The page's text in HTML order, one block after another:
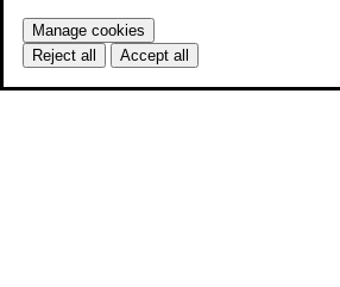
Manage cookies
Reject all
Accept all